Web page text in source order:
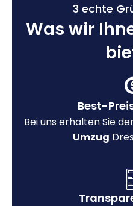
3 echte
Was wir
Best-
Bei uns erhalten Sie
Umzug